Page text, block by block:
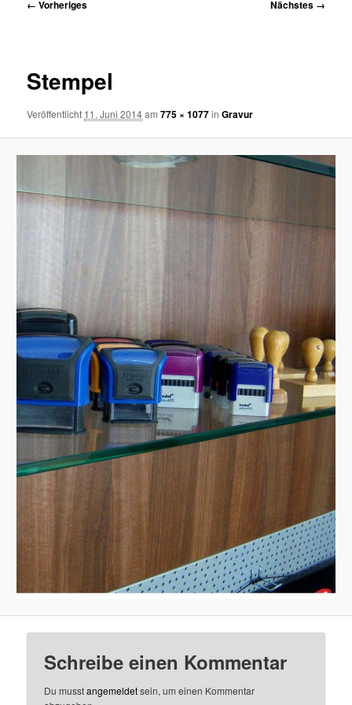
← Vorheriges Nächstes →
Stempel
Veröffentlicht 11. Juni 2014am775 × 1077inGravur
Schreibe einen Kommentar
Du musstangemeldetsein, um einen Kommentar